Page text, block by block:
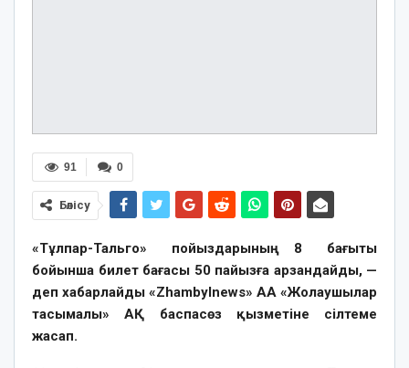
0
91
Бөлісу
«Тұлпар-Тальго» пойыздарының 8 бағыты
бойынша билет бағасы 50 пайызға арзандайды, —
деп хабарлайды «Zhambylnews» AA «Жолаушылар
тасымалы» АҚ баспасөз қызметіне сілтеме
жасап.